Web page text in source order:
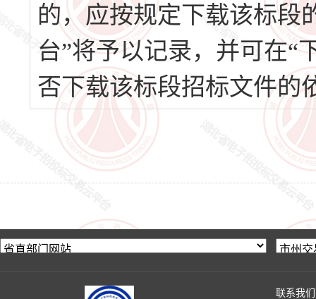
的，应按规定下载该标段
台”将予以记录，并可在“
否下载该标段招标文件的
联系我们